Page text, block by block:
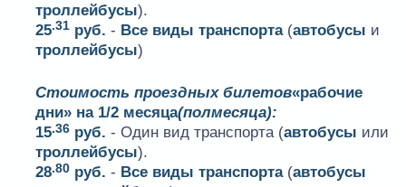
троллейбусы).
25.31 руб. - Все виды транспорта(автобусы и
троллейбусы)
Стоимость проездных билетов«рабочие
дни» на 1/2 месяца(полмесяца):
15.36 руб. - Один вид транспорта (автобусы или
троллейбусы).
28.80 руб. - Все виды транспорта(автобусы